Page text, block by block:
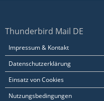
Thunderbird Mail DE
Impressum & Kontakt
Datenschutzerklärung
Einsatz von Cookies
Nutzungsbedingungen